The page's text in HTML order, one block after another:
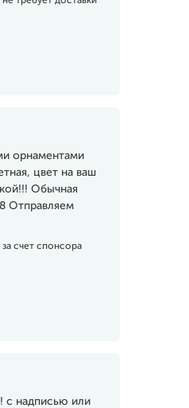
орнаментами
цвет на ваш
Обычная
Отправляем
счет спонсора
надписью или